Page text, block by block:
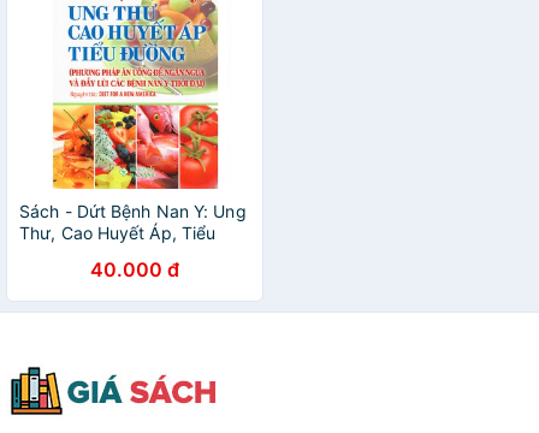
Sách - Dứt Bệnh Nan Y: Ung
Thư, Cao Huyết Áp, Tiểu
40.000 đ